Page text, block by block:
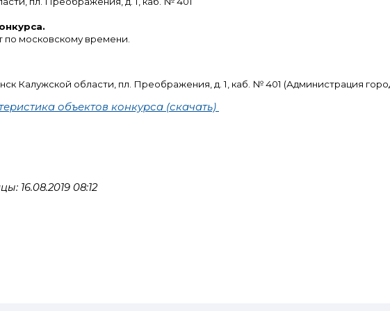
по московскому времени.
Калужской области, пл. Преображения, д. 1, каб. № 401 (Администрация
объектов конкурса (скачать)
16.08.2019 08:12